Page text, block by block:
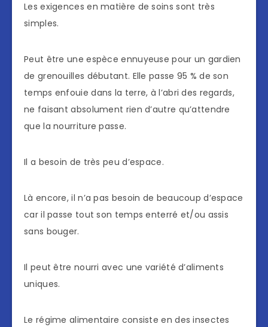
Les exigences en matière de soins sont très
simples.
Peut être une espèce ennuyeuse pour un gardien
de grenouilles débutant. Elle passe 95 % de son
temps enfouie dans la terre, à l’abri des regards,
ne faisant absolument rien d’autre qu’attendre
que la nourriture passe.
Il a besoin de très peu d’espace.
Là encore, il n’a pas besoin de beaucoup d’espace
car il passe tout son temps enterré et/ou assis
sans bouger.
Il peut être nourri avec une variété d’aliments
uniques.
Le régime alimentaire consiste en des insectes